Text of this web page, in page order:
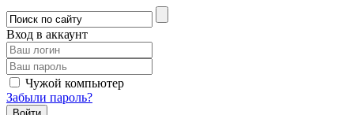
Вход в аккаунт
Чужой компьютер
Забыли пароль?